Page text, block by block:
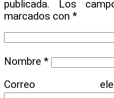
publicada.
Los
marcados con *
Nombre *
Correo